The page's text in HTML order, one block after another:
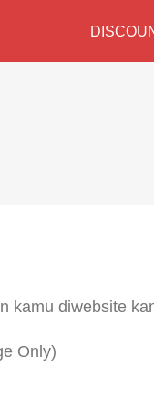
kamu diwebsite
Only)